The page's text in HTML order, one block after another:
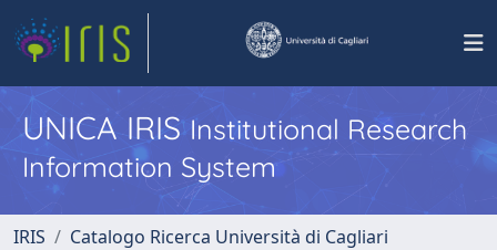
UNICA IRISInstitutional Research
Information System
IRIS
Catalogo Ricerca Università di Cagliari